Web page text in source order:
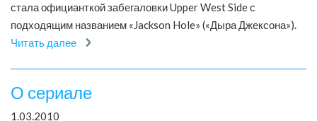
стала официанткой забегаловки Upper West Side с
подходящим названием «Jackson Hole» («Дыра Джексона»).
Читать далее
О сериале
1.03.2010